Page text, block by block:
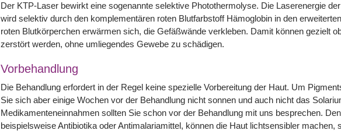
Der KTP-Laser bewirkt eine sogenannte selektive Photothermolyse. Die Laserenergie
wird selektiv durch den komplementären roten Blutfarbstoff Hämoglobin in den
roten Blutkörperchen erwärmen sich, die Gefäßwände verkleben. Damit können gezielt
zerstört werden, ohne umliegendes Gewebe zu schädigen.
Vorbehandlung
Die Behandlung erfordert in der Regel keine spezielle Vorbereitung der Haut. Um
Sie sich aber einige Wochen vor der Behandlung nicht sonnen und auch nicht das
Medikamenteneinnahmen sollten Sie schon vor der Behandlung mit uns besprechen.
beispielsweise Antibiotika oder Antimalariamittel, können die Haut lichtsensibler machen,